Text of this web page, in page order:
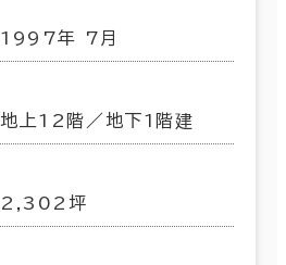
1997年 7月
地上12階／地下1階建
2,302坪